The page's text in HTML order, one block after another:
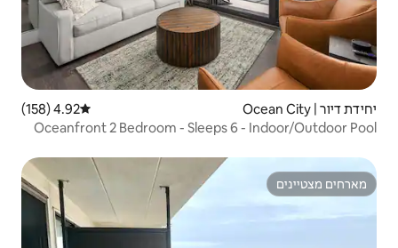
דירוג ממוצע של 4.92 מתוך 5, 158 ביקורות
4.92 (158)
Oceanfront 2 Bedroom -